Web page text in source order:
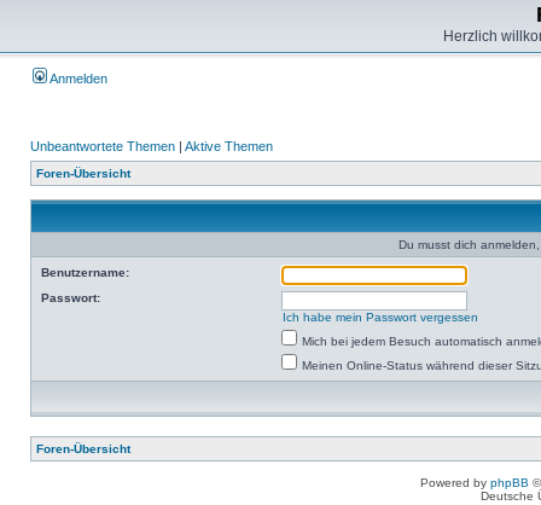
Herzlich
Anmelden
Unbeantwortete Themen | Aktive Themen
Foren-Übersicht
Du musst dich
Benutzername:
Passwort:
Ich habe mein Passwort vergessen
Mich bei jedem Besuch automatisch
Meinen Online-Status während dieser
Foren-Übersicht
Powered by phpBB
Deutsche